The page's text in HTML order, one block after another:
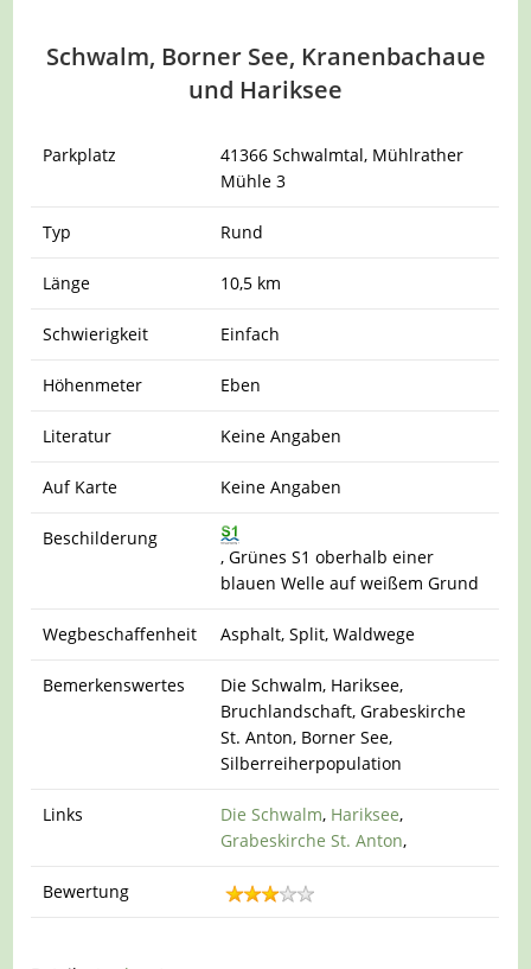
Schwalm, Borner See, Kranenbachaue
und Hariksee
Parkplatz
41366 Schwalmtal, Mühlrather
Mühle 3
Typ Rund
Länge 10,5 km
Schwierigkeit Einfach
Höhenmeter Eben
Literatur Keine Angaben
Auf Karte Keine Angaben
Beschilderung
, Grünes S1 oberhalb einer
blauen Welle auf weißem Grund
Wegbeschaffenheit Asphalt, Split, Waldwege
Bemerkenswertes
Die Schwalm, Hariksee,
Bruchlandschaft, Grabeskirche
St. Anton, Borner See,
Silberreiherpopulation
Links Die Schwalm, Hariksee,
Grabeskirche St. Anton,
Bewertung